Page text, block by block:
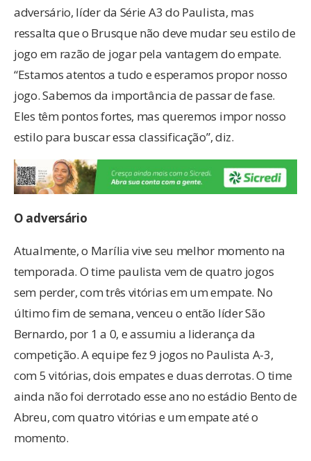
adversário, líder da Série A3 do Paulista, mas
ressalta que o Brusque não deve mudar seu estilo de
jogo em razão de jogar pela vantagem do empate.
“Estamos atentos a tudo e esperamos propor nosso
jogo. Sabemos da importância de passar de fase.
Eles têm pontos fortes, mas queremos impor nosso
estilo para buscar essa classificação”, diz.
O adversário
Atualmente, o Marília vive seu melhor momento na
temporada. O time paulista vem de quatro jogos
sem perder, com três vitórias em um empate. No
último fim de semana, venceu o então líder São
Bernardo, por 1 a 0, e assumiu a liderança da
competição. A equipe fez 9 jogos no Paulista A-3,
com 5 vitórias, dois empates e duas derrotas. O time
ainda não foi derrotado esse ano no estádio Bento de
Abreu, com quatro vitórias e um empate até o
momento.